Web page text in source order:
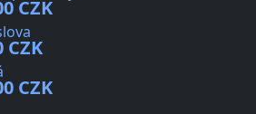
CZK
CZK
CZK